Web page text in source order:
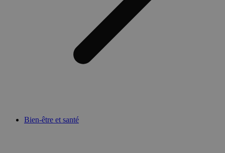
Bien-être et santé